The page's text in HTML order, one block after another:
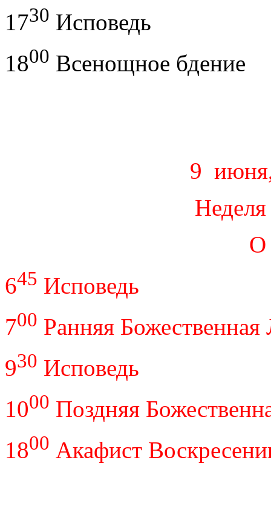
1730 Исповедь
1800 Всенощное бдение
9 июня,
О
645 Исповедь
700 Ранняя Божественная
930 Исповедь
1000 Поздняя
1800 Акафист